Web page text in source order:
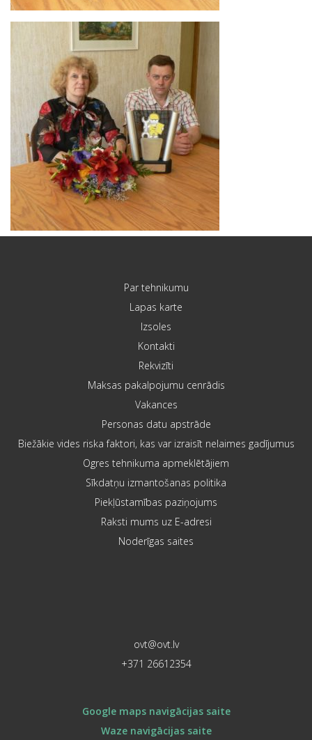
Par tehnikumu
Lapas karte
Izsoles
Kontakti
Rekvizīti
Maksas pakalpojumu cenrādis
Vakances
Personas datu apstrāde
Biežākie vides riska faktori, kas var izraisīt nelaimes gadījumus
Ogres tehnikuma apmeklētājiem
Sīkdatņu izmantošanas politika
Piekļūstamības paziņojums
Raksti mums uz E-adresi
Noderīgas saites
ovt@ovt.lv
+371 26612354
Google maps navigācijas saite
Waze navigācijas saite